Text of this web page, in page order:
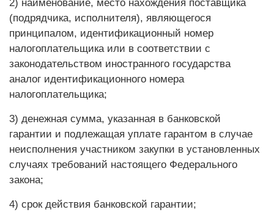
2) наименование, место нахождения поставщика
(подрядчика, исполнителя), являющегося
принципалом, идентификационный номер
налогоплательщика или в соответствии с
законодательством иностранного государства
аналог идентификационного номера
налогоплательщика;
3) денежная сумма, указанная в банковской
гарантии и подлежащая уплате гарантом в случае
неисполнения участником закупки в установленных
случаях требований настоящего Федерального
закона;
4) срок действия банковской гарантии;